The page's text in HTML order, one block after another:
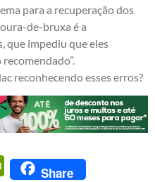
para a recuperação dos
de-bruxa é a
que impediu que eles
reconhecendo esses erros?
PrintFriendly
Share